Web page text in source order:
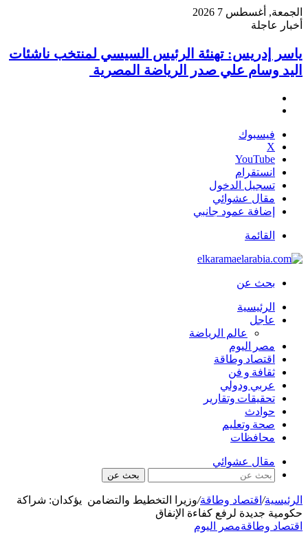
الجمعة, أغسطس 7 2026
أخبار عاجلة
ياسر إدريس: تهنئة الرئيس السيسي لمنتخب ناشئات
اليد وسام علي صدر الرياضة المصرية
فيسبوك
‫X
‫YouTube
انستقرام
تسجيل الدخول
مقال عشوائي
إضافة عمود جانبي
القائمة
بحث عن
الرئيسية
عاجل
عالم الرياضة
مصر اليوم
اقتصاد وطاقة
ثقافة و فن
عربي ودولي
تحقيقات وتقارير
حوادث
صحة وتعليم
محافظات
مقال عشوائي
بحث عن
الرئيسية/ اقتصاد وطاقة/وزيرا التخطيط والتضامن يؤكدان: شراكة
حكومية جديدة لرفع كفاءة الإنفاق
اقتصاد وطاقةمصر اليوم